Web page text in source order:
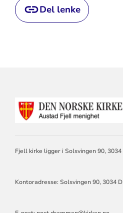
Del lenke
Fjell kirke ligger i Solsvingen 90,
Kontoradresse: Solsvingen 90, 3034